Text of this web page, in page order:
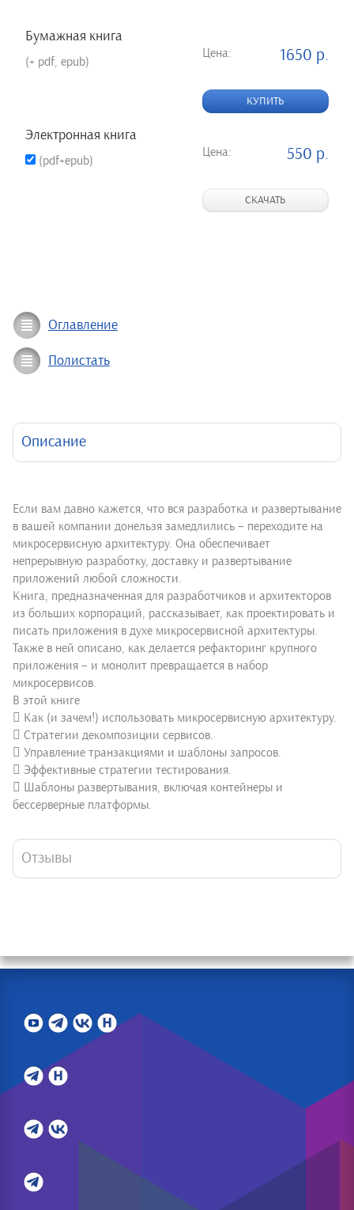
Бумажная книга
(+ pdf, epub)
Цена: 1650 р.
КУПИТЬ
Электронная книга
(pdf+epub)
Цена: 550 р.
СКАЧАТЬ
Оглавление
Полистать
Описание
Если вам давно кажется, что вся разработка и развертывание
в вашей компании донельзя замедлились – переходите на
микросервисную архитектуру. Она обеспечивает
непрерывную разработку, доставку и развертывание
приложений любой сложности.
Книга, предназначенная для разработчиков и архитекторов
из больших корпораций, рассказывает, как проектировать и
писать приложения в духе микросервисной архитектуры.
Также в ней описано, как делается рефакторинг крупного
приложения – и монолит превращается в набор
микросервисов.
В этой книге
 Как (и зачем!) использовать микросервисную архитектуру.
 Стратегии декомпозиции сервисов.
 Управление транзакциями и шаблоны запросов.
 Эффективные стратегии тестирования.
 Шаблоны развертывания, включая контейнеры и
бессерверные платформы.
Отзывы